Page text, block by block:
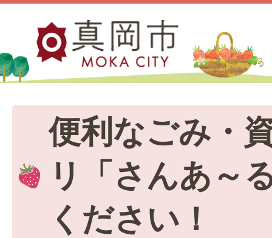
便利なごみ・
リ「さんあ～
ください！